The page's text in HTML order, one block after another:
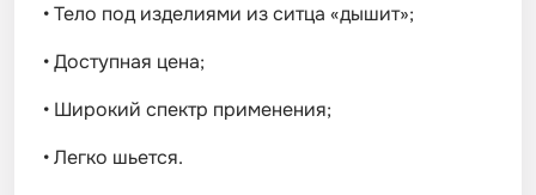
•Тело под изделиями из ситца «дышит»;
•Доступная цена;
• Широкий спектр применения;
•Легко шьется.